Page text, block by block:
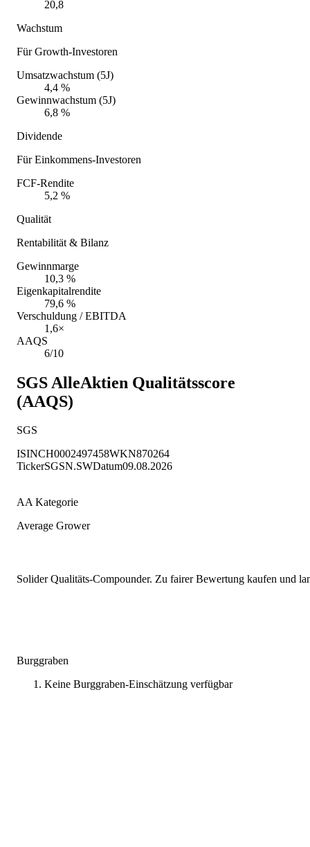
20,8
Wachstum
Für Growth-Investoren
Umsatzwachstum (5J)
4,4 %
Gewinnwachstum (5J)
6,8 %
Dividende
Für Einkommens-Investoren
FCF-Rendite
5,2 %
Qualität
Rentabilität & Bilanz
Gewinnmarge
10,3 %
Eigenkapitalrendite
79,6 %
Verschuldung / EBITDA
1,6×
AAQS
6/10
SGS AlleAktien Qualitätsscore
(AAQS)
SGS
ISINCH0002497458WKN870264
TickerSGSN.SWDatum09.08.2026
AA Kategorie
Average Grower
Solider Qualitäts-Compounder. Zu fairer Bewertung kaufen und
Burggraben
Keine Burggraben-Einschätzung verfügbar